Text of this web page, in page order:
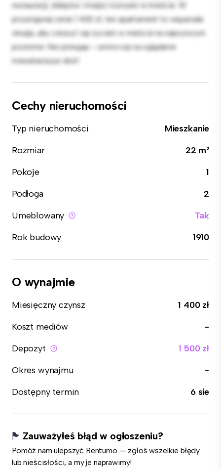
restauracji, sklepów i miejsc rozrywki w mieście. W
przystępnej cenie 1 400 zł, ten apartament to wspaniała
okazja, aby cieszyć się życiem w mieście na najwyższym
poziomie. Nie przegap – umów się na oglądanie
mieszkania już dziś!
Cechy nieruchomości
Typ nieruchomości
Mieszkanie
Rozmiar
22 m²
Pokoje
1
Podłoga
2
Umeblowany
Tak
Rok budowy
1910
O wynajmie
Miesięczny czynsz
1 400 zł
Koszt mediów
-
Depozyt
1 500 zł
Okres wynajmu
-
Dostępny termin
6 sie
Zauważyłeś błąd w ogłoszeniu?
Pomóż nam ulepszyć Rentumo — zgłoś wszelkie błędy
lub nieścisłości, a my je naprawimy!